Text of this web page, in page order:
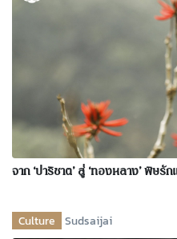
จาก ‘ปาริชาต’ สู่ ‘ทองหลาง’ พิษ
Culture Sudsaijai